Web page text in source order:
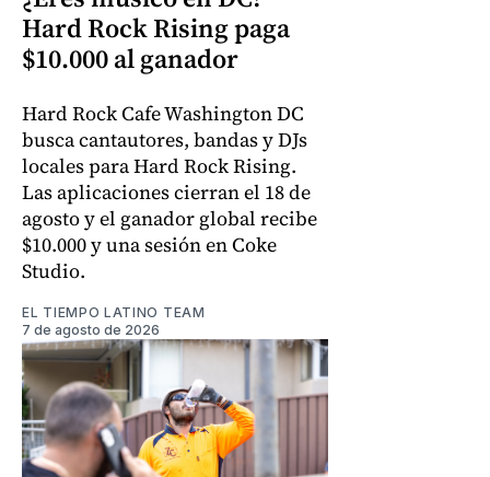
Hard Rock Rising paga
$10.000 al ganador
Hard Rock Cafe Washington DC
busca cantautores, bandas y DJs
locales para Hard Rock Rising.
Las aplicaciones cierran el 18 de
agosto y el ganador global recibe
$10.000 y una sesión en Coke
Studio.
EL TIEMPO LATINO TEAM
7 de agosto de 2026